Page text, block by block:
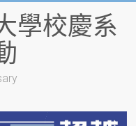
學校慶系